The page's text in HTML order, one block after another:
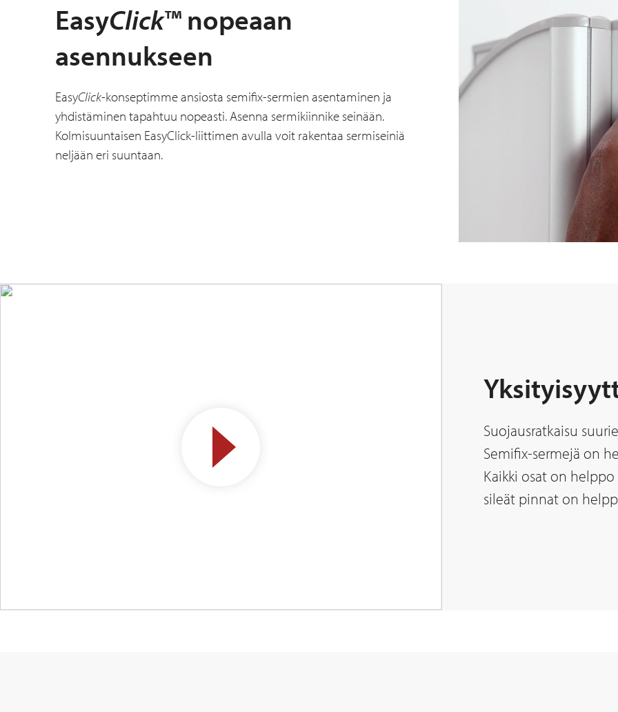
EasyClick™ nopeaan
asennukseen
EasyClick-konseptimme ansiosta semifix-sermien asentaminen ja
yhdistäminen tapahtuu nopeasti. Asenna sermikiinnike seinään.
Kolmisuuntaisen EasyClick-liittimen avulla voit rakentaa sermiseiniä
neljään eri suuntaan.
Suojausratkaisu
Semifix-sermejä on
Kaikki osat on
sileät pinnat on